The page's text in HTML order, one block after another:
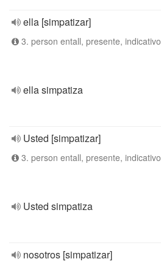
ella [simpatizar]
3. person entall, presente, indicativo
ella simpatiza
Usted [simpatizar]
3. person entall, presente, indicativo
Usted simpatiza
nosotros [simpatizar]